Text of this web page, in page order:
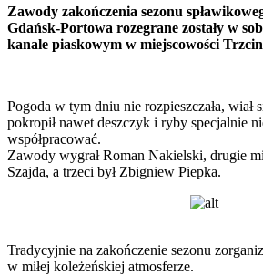
Zawody zakończenia sezonu
Gdańsk-Portowa rozegrane zostały w
kanale piaskowym w miejscowości
Pogoda w tym dniu nie rozpieszczała, wiał
pokropił nawet deszczyk i ryby specjalnie
współpracować.
Zawody wygrał Roman Nakielski, drugie
Szajda, a trzeci był Zbigniew Piepka.
Tradycyjnie na zakończenie sezonu
w miłej koleżeńskiej atmosferze.